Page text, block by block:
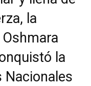
la
la
Nacionales